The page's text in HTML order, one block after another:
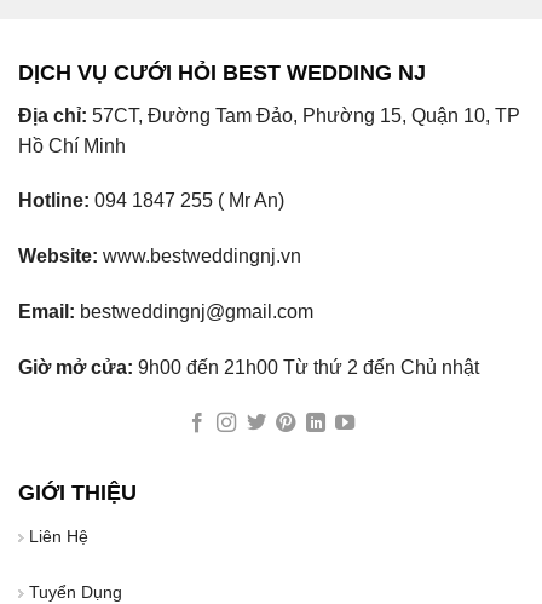
DỊCH VỤ CƯỚI HỎI BEST WEDDING NJ
Địa chỉ: 57CT, Đường Tam Đảo, Phường 15, Quận 10, TP
Hồ Chí Minh
Hotline: 094 1847 255 ( Mr An)
Website: www.bestweddingnj.vn
Email: bestweddingnj@gmail.com
Giờ mở cửa: 9h00 đến 21h00 Từ thứ 2 đến Chủ nhật
GIỚI THIỆU
Liên Hệ
Tuyển Dụng